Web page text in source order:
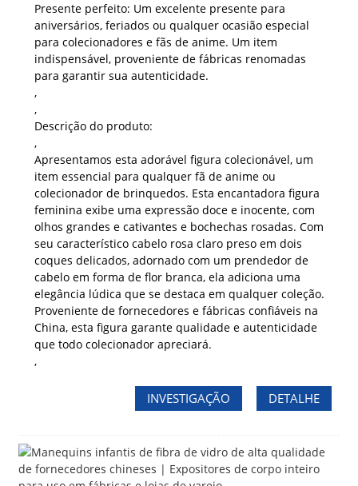
Presente perfeito: Um excelente presente para
aniversários, feriados ou qualquer ocasião especial
para colecionadores e fãs de anime. Um item
indispensável, proveniente de fábricas renomadas
para garantir sua autenticidade.
,
,
Descrição do produto:
,
Apresentamos esta adorável figura colecionável, um
item essencial para qualquer fã de anime ou
colecionador de brinquedos. Esta encantadora figura
feminina exibe uma expressão doce e inocente, com
olhos grandes e cativantes e bochechas rosadas. Com
seu característico cabelo rosa claro preso em dois
coques delicados, adornado com um prendedor de
cabelo em forma de flor branca, ela adiciona uma
elegância lúdica que se destaca em qualquer coleção.
Proveniente de fornecedores e fábricas confiáveis ​​na
China, esta figura garante qualidade e autenticidade
que todo colecionador apreciará.
,
INVESTIGAÇÃO DETALHE